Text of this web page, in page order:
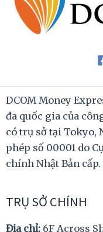
DCOM Money
đa quốc gia của
có trụ sở tại Tokyo,
phép số 00001 do
chính Nhật Bản cấp.
TRỤ SỞ CHÍNH
Địa chỉ: 6F Across